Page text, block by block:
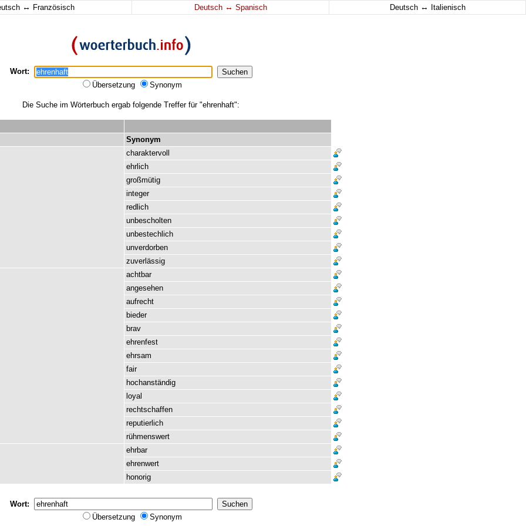
↔ Französisch Deutsch ↔ Spanisch Deutsch ↔ Italienisch
Wort:
Übersetzung
Synonym
Die Suche im Wörterbuch ergab folgende Treffer für "ehrenhaft":
Synonym
charaktervoll
ehrlich
großmütig
integer
redlich
unbescholten
unbestechlich
unverdorben
zuverlässig
achtbar
angesehen
aufrecht
bieder
brav
ehrenfest
ehrsam
fair
hochanständig
loyal
rechtschaffen
reputierlich
rühmenswert
ehrbar
ehrenwert
honorig
Wort:
Übersetzung
Synonym